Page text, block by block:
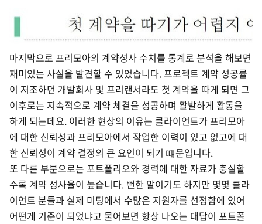
마지막으로 프리모아의 계약성사 수치를 통계로 분석을 해보면
재미있는 사실을 발견할 수 있었습니다. 프로젝트 계약 성공률
이 저조하던 개발회사 및 프리랜서라도 첫 계약을 따게 되면 그
이후로는 지속적으로 계약 체결을 성공하며 활발하게 활동을
하게 되는데요. 이러한 현상의 이유는 클라이언트가 프리모아
에 대한 신뢰성과 프리모아에서 작업한 이력이 있고 없고에 대
한 신뢰성이 계약 결정의 큰 요인이 되기 떄문입니다.
또 다른 부분으로는 포트폴리오와 경력에 대한 자료가 충실할
수록 계약 성사율이 높습니다. 뻔한 말이기도 하지만 몇몇 클라
이언트 분들과 실제 미팅에서 수많은 지원자를 선정함에 있어
어떤게 기준이 되었냐고 물어보면 항상 나오는 대답이 포트폴